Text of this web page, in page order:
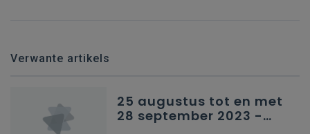
Verwante artikels
25 augustus tot en met
28 september 2023 -